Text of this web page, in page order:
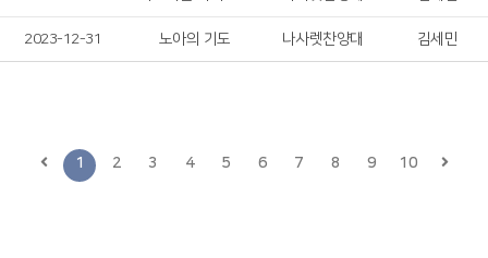
2023-12-31 노아의 기도 나사렛찬양대 김세민
1 2 3 4 5 6 7 8 9 10